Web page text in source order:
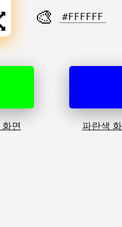
🎨
면 파란색